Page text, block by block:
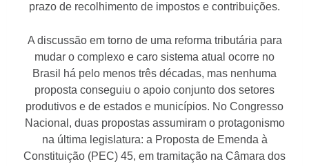
prazo de recolhimento de impostos e contribuições.
A discussão em torno de uma reforma tributária para
mudar o complexo e caro sistema atual ocorre no
Brasil há pelo menos três décadas, mas nenhuma
proposta conseguiu o apoio conjunto dos setores
produtivos e de estados e municípios. No Congresso
Nacional, duas propostas assumiram o protagonismo
na última legislatura: a Proposta de Emenda à
Constituição (PEC) 45, em tramitação na Câmara dos